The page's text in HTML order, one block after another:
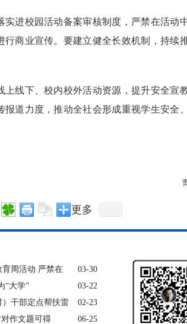
实进校园活动备案审核制度，严禁在活动
商业宣传。要建立健全长效机制，持续
上线下、校内校外活动资源，提升安全宣
报道力度，推动全社会形成重视学生安全
更多
03-30
育周活动 严禁在
03-22
“大学”
02-23
干部定点帮扶雷
06-25
作文题可得